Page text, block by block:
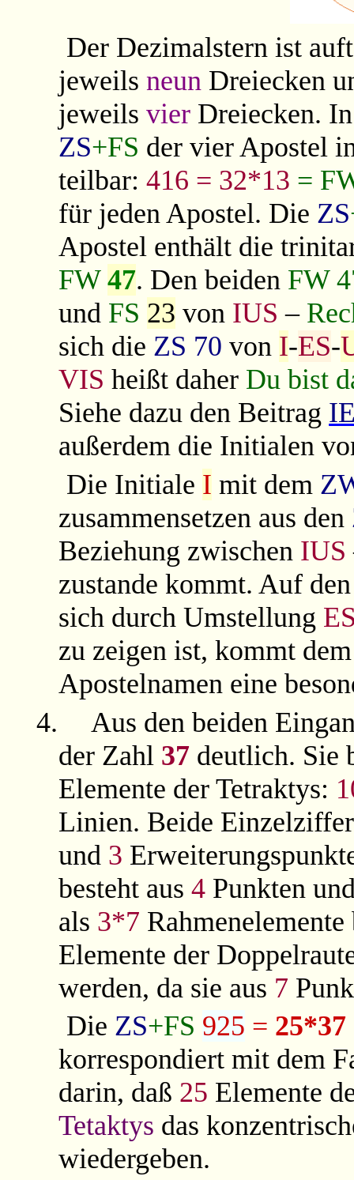
Der Dezimalstern ist
jeweilsneun Dreiecken
jeweilsvier Dreiecken.
ZS+FS der vier Apostel
teilbar:416 = 32*13 =
für jeden Apostel. Die ZS
Apostel enthält die
FW47. Den beiden FW
und FS 23 von IUS –
sich die ZS 70 von I-ES-
VIS heißt daher Du bist
Siehe dazu den Beitrag
außerdem die Initialen
Die Initiale I mit dem
zusammensetzen aus den
Beziehung zwischen IUS
zustande kommt. Auf
sich durch Umstellung
zu zeigen ist, kommt
Apostelnamen eine
4.
Aus den beiden
der Zahl 37 deutlich. Sie
Elemente der Tetraktys:
Linien. Beide
und 3
besteht aus4 Punkten
als 3*7
Elemente der
werden, da sie aus 7
Die ZS+FS 925 = 25*37
korrespondiert mit dem
darin, daß 25 Elemente
Tetaktys das
wiedergeben.